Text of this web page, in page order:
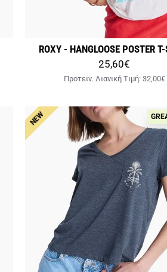
ROXY - HANGLOOSE POSTER
25,60€
Προτειν. Λιανική Tιμή: 32,00€
NEW